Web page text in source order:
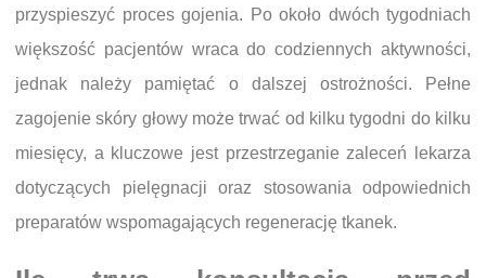
przyspieszyć proces gojenia. Po około dwóch tygodniach
większość pacjentów wraca do codziennych aktywności,
jednak należy pamiętać o dalszej ostrożności. Pełne
zagojenie skóry głowy może trwać od kilku tygodni do kilku
miesięcy, a kluczowe jest przestrzeganie zaleceń lekarza
dotyczących pielęgnacji oraz stosowania odpowiednich
preparatów wspomagających regenerację tkanek.